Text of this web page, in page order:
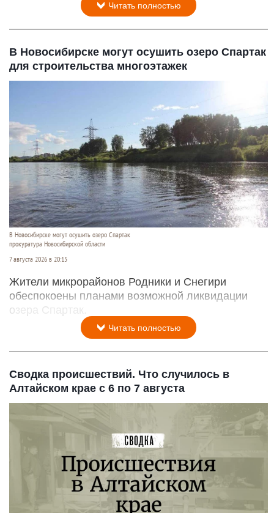
Читать полностью
В Новосибирске могут осушить озеро Спартак
для строительства многоэтажек
В Новосибирске могут осушить озеро Спартак
прокуратура Новосибирской области
7 августа 2026 в 20:15
Жители микрорайонов Родники и Снегири
обеспокоены планами возможной ликвидации
озера Спартак.
Читать полностью
Сводка происшествий. Что случилось в
Алтайском крае с 6 по 7 августа